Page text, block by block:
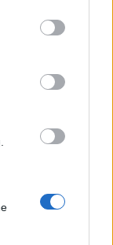
may click to
party tags to
below Google